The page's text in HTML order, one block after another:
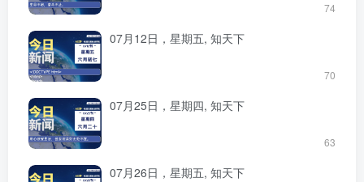
74
07月12日，星期五, 知天下
70
07月25日，星期四, 知天下
63
07月26日，星期五, 知天下